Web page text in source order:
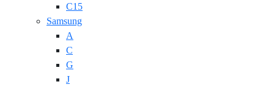
C15
Samsung
A
C
G
J